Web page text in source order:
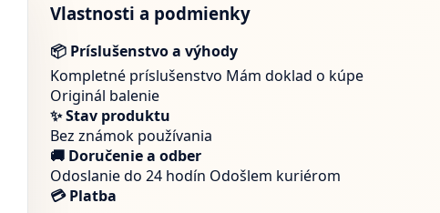
Vlastnosti a podmienky
📦 Príslušenstvo a výhody
Kompletné príslušenstvo Mám doklad o kúpe
Originál balenie
✨ Stav produktu
Bez známok používania
🚚 Doručenie a odber
Odoslanie do 24 hodín Odošlem kuriérom
💳 Platba